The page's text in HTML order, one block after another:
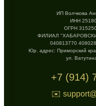
ИП Волчкова
ИНН
ОГРН
ФИЛИАЛ
040813770
Юр. адрес: Приморский
ул.
+7 (914)
✉️